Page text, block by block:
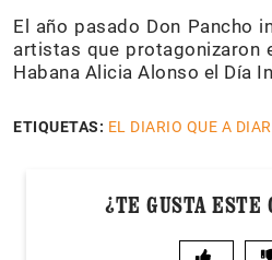
El año pasado Don Pancho
artistas que protagonizaron
Habana Alicia Alonso el Día
ETIQUETAS: EL DIARIO QUE A
¿TE GUSTA ESTE